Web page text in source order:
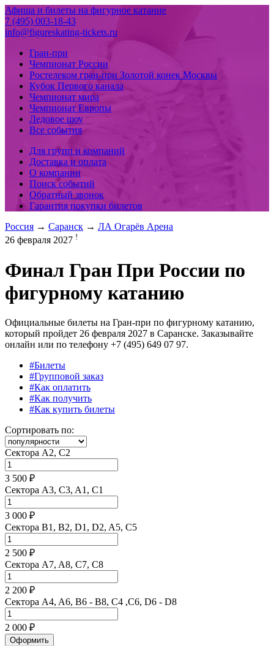
Афиша и билеты на фигурное катание
7 (495) 003-18-43
info@figureskating-tickets.ru
Гран-при
Чемпионат России
Ростелеком гран-при Золотой конек Москвы
Кубок Первого канала
Чемпионат мира
Чемпионат Европы
Ледовое шоу
Все события
Для групп и компаний
Доставка и оплата
О компании
Поиск событий
Обратный звонок
Гарантия покупки билетов
Россия → Саранск → ЛА Огарёв Арена
26 февраля 2027 !
Финал Гран При России по
фигурному катанию
Официальные билеты на Гран-при по фигурному катанию,
который пройдет 26 февраля 2027 в Саранске. Заказывайте
онлайн или по телефону +7 (495) 649 07 97.
#Билеты
#Групповой заказ
#Как оплатить
#Как получить
#Как купить билеты
Сортировать по:
Сектора A2, C2
3 500 ₽
Сектора A3, C3, A1, C1
3 000 ₽
Сектора B1, B2, D1, D2, A5, C5
2 500 ₽
Сектора A7, A8, C7, C8
2 200 ₽
Сектора A4, A6, B6 - B8, C4 ,C6, D6 - D8
2 000 ₽
Оформить